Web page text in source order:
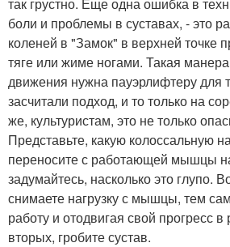
боли и проблемы в суставах, - это
коленей в "Замок" в верхней точке
тяге или жиме ногами. Такая
движения нужна пауэрлифтеру для
засчитали подход, и то только на
же, культуристам, это не только
Представьте, какую колоссальную
переносите с работающей мышцы
задумайтесь, насколько это глупо.
снимаете нагрузку с мышцы, тем
работу и отодвигая свой прогресс
вторых, гробите сустав.